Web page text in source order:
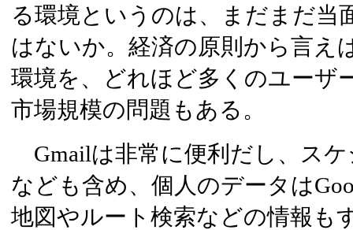
る環境というのは、まだまだ当
はないか。経済の原則から言え
環境を、どれほど多くのユーザ
市場規模の問題もある。
Gmailは非常に便利だし、ス
なども含め、個人のデータは
地図やルート検索などの情報も